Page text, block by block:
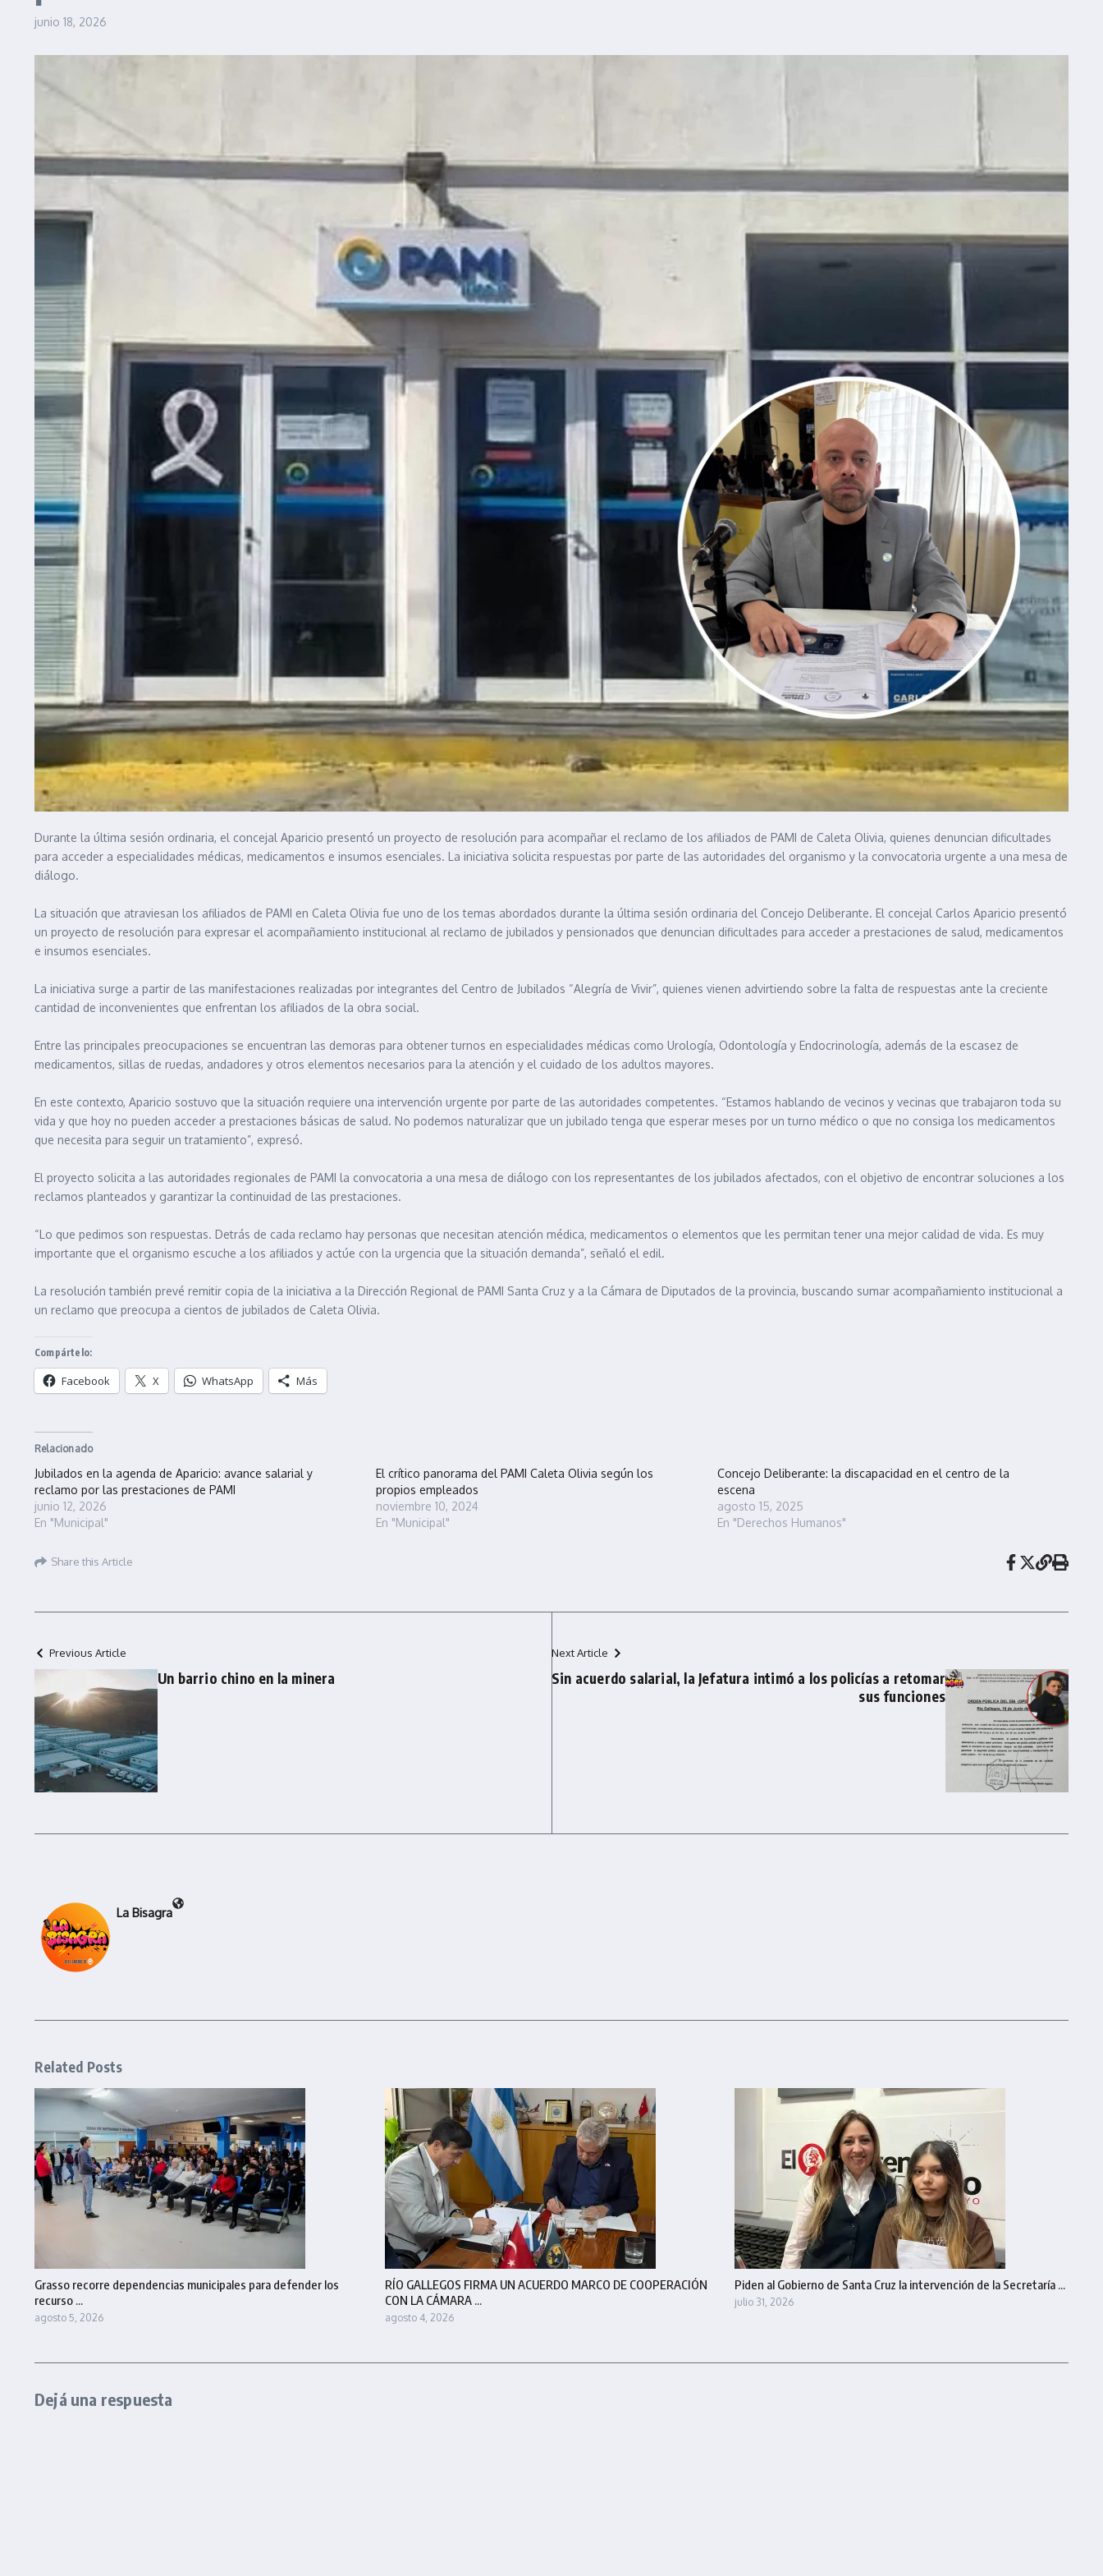
junio 18, 2026
Durante la última sesión ordinaria, el concejal Aparicio presentó un proyecto de resolución para acompañar el reclamo de los afiliados de PAMI de Caleta Olivia, quienes denuncian dificultades
para acceder a especialidades médicas, medicamentos e insumos esenciales. La iniciativa solicita respuestas por parte de las autoridades del organismo y la convocatoria urgente a una mesa de
diálogo.
La situación que atraviesan los afiliados de PAMI en Caleta Olivia fue uno de los temas abordados durante la última sesión ordinaria del Concejo Deliberante. El concejal Carlos Aparicio presentó
un proyecto de resolución para expresar el acompañamiento institucional al reclamo de jubilados y pensionados que denuncian dificultades para acceder a prestaciones de salud, medicamentos
e insumos esenciales.
La iniciativa surge a partir de las manifestaciones realizadas por integrantes del Centro de Jubilados “Alegría de Vivir”, quienes vienen advirtiendo sobre la falta de respuestas ante la creciente
cantidad de inconvenientes que enfrentan los afiliados de la obra social.
Entre las principales preocupaciones se encuentran las demoras para obtener turnos en especialidades médicas como Urología, Odontología y Endocrinología, además de la escasez de
medicamentos, sillas de ruedas, andadores y otros elementos necesarios para la atención y el cuidado de los adultos mayores.
En este contexto, Aparicio sostuvo que la situación requiere una intervención urgente por parte de las autoridades competentes. “Estamos hablando de vecinos y vecinas que trabajaron toda su
vida y que hoy no pueden acceder a prestaciones básicas de salud. No podemos naturalizar que un jubilado tenga que esperar meses por un turno médico o que no consiga los medicamentos
que necesita para seguir un tratamiento”, expresó.
El proyecto solicita a las autoridades regionales de PAMI la convocatoria a una mesa de diálogo con los representantes de los jubilados afectados, con el objetivo de encontrar soluciones a los
reclamos planteados y garantizar la continuidad de las prestaciones.
“Lo que pedimos son respuestas. Detrás de cada reclamo hay personas que necesitan atención médica, medicamentos o elementos que les permitan tener una mejor calidad de vida. Es muy
importante que el organismo escuche a los afiliados y actúe con la urgencia que la situación demanda”, señaló el edil.
La resolución también prevé remitir copia de la iniciativa a la Dirección Regional de PAMI Santa Cruz y a la Cámara de Diputados de la provincia, buscando sumar acompañamiento institucional a
un reclamo que preocupa a cientos de jubilados de Caleta Olivia.
Compártelo:
Facebook X WhatsApp Más
Relacionado
Jubilados en la agenda de Aparicio: avance salarial y
reclamo por las prestaciones de PAMI
junio 12, 2026
En "Municipal"
El crítico panorama del PAMI Caleta Olivia según los
propios empleados
noviembre 10, 2024
En "Municipal"
Concejo Deliberante: la discapacidad en el centro de la
escena
agosto 15, 2025
En "Derechos Humanos"
Share this Article
Previous Article
Un barrio chino en la minera
Next Article
Sin acuerdo salarial, la Jefatura intimó a los policías a retomar
sus funciones
La Bisagra
Related Posts
Grasso recorre dependencias municipales para defender los
recurso ...
agosto 5, 2026
RÍO GALLEGOS FIRMA UN ACUERDO MARCO DE COOPERACIÓN
CON LA CÁMARA ...
agosto 4, 2026
Piden al Gobierno de Santa Cruz la intervención de la Secretaría ...
julio 31, 2026
Dejá una respuesta